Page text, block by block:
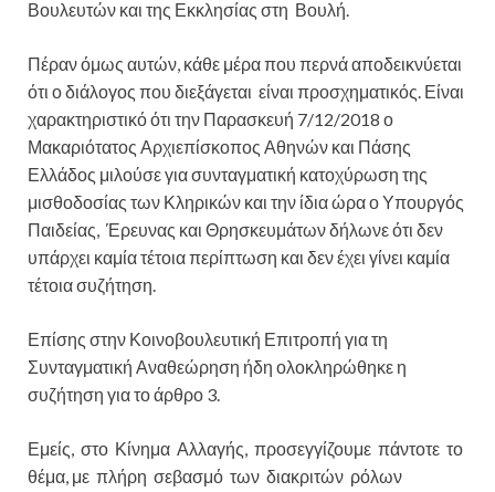
Βουλευτών και της Εκκλησίας στη Βουλή.
Πέραν όμως αυτών, κάθε μέρα που περνά αποδεικνύεται
ότι ο διάλογος που διεξάγεται είναι προσχηματικός. Είναι
χαρακτηριστικό ότι την Παρασκευή 7/12/2018 ο
Μακαριότατος Αρχιεπίσκοπος Αθηνών και Πάσης
Ελλάδος μιλούσε για συνταγματική κατοχύρωση της
μισθοδοσίας των Κληρικών και την ίδια ώρα ο Υπουργός
Παιδείας, Έρευνας και Θρησκευμάτων δήλωνε ότι δεν
υπάρχει καμία τέτοια περίπτωση και δεν έχει γίνει καμία
τέτοια συζήτηση.
Επίσης στην Κοινοβουλευτική Επιτροπή για τη
Συνταγματική Αναθεώρηση ήδη ολοκληρώθηκε η
συζήτηση για το άρθρο 3.
Εμείς, στο Κίνημα Αλλαγής, προσεγγίζουμε πάντοτε το
θέμα, με πλήρη σεβασμό των διακριτών ρόλων